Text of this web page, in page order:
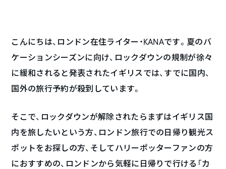
こんにちは、ロンドン在住ライター・KANAです。夏のバ
ケーションシーズンに向け、ロックダウンの規制が徐々
に緩和されると発表されたイギリスでは、すでに国内、
国外の旅行予約が殺到しています。
そこで、ロックダウンが解除されたらまずはイギリス国
内を旅したいという方、ロンドン旅行での日帰り観光ス
ポットをお探しの方、そしてハリーポッターファンの方
におすすめの、ロンドンから気軽に日帰りで行ける「カ